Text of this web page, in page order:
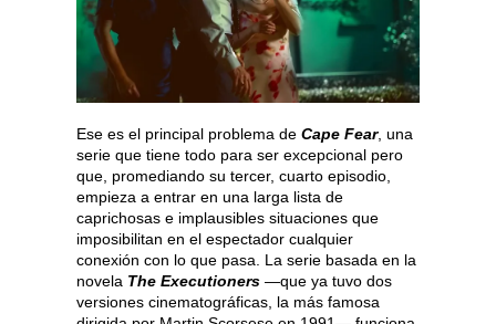
Ese es el principal problema de Cape Fear, una
serie que tiene todo para ser excepcional pero
que, promediando su tercer, cuarto episodio,
empieza a entrar en una larga lista de
caprichosas e implausibles situaciones que
imposibilitan en el espectador cualquier
conexión con lo que pasa. La serie basada en la
novela The Executioners —que ya tuvo dos
versiones cinematográficas, la más famosa